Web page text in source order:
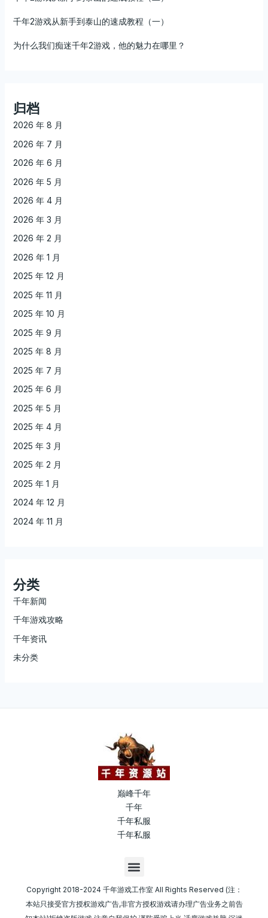
千年2游戏从新手到泰山的速成教程（一）
为什么我们痴迷千年2游戏，他的魅力在哪里？
归档
2026 年 8 月
2026 年 7 月
2026 年 6 月
2026 年 5 月
2026 年 4 月
2026 年 3 月
2026 年 2 月
2026 年 1 月
2025 年 12 月
2025 年 11 月
2025 年 10 月
2025 年 9 月
2025 年 8 月
2025 年 7 月
2025 年 6 月
2025 年 5 月
2025 年 4 月
2025 年 3 月
2025 年 2 月
2025 年 1 月
2024 年 12 月
2024 年 11 月
分类
千年新闻
千年游戏攻略
千年资讯
未分类
巅峰千年
千年
千年私服
千年私服
M
e
n
u
Copyright 2018-2024 千年游戏工作室 All Rights Reserved (注：
本站只接受官方授权游戏广告,非官方授权游戏请办理广告业务之前告